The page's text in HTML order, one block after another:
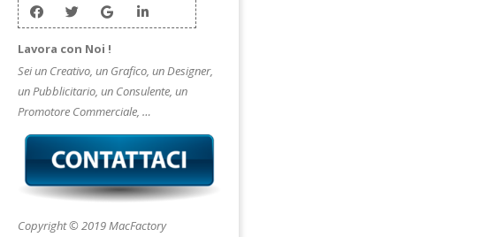
Lavora con Noi !
Sei un Creativo, un Grafico, un Designer,
un Pubblicitario, un Consulente, un
Promotore Commerciale, …
Copyright © 2019 MacFactory